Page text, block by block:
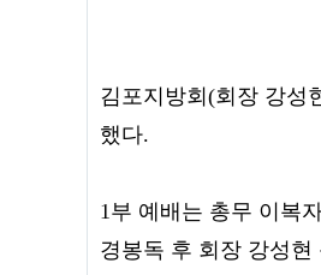
김포지방회(회장 강성
했다.
1부 예배는 총무 이복
경봉독 후 회장 강성